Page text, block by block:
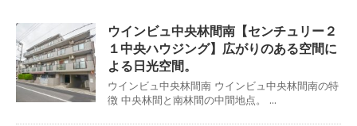
ウインビュ中央林間南【センチュリー２
１中央ハウジング】広がりのある空間に
よる日光空間。
ウインビュ中央林間南 ウインビュ中央林間南の特
徴 中央林間と南林間の中間地点。 ...